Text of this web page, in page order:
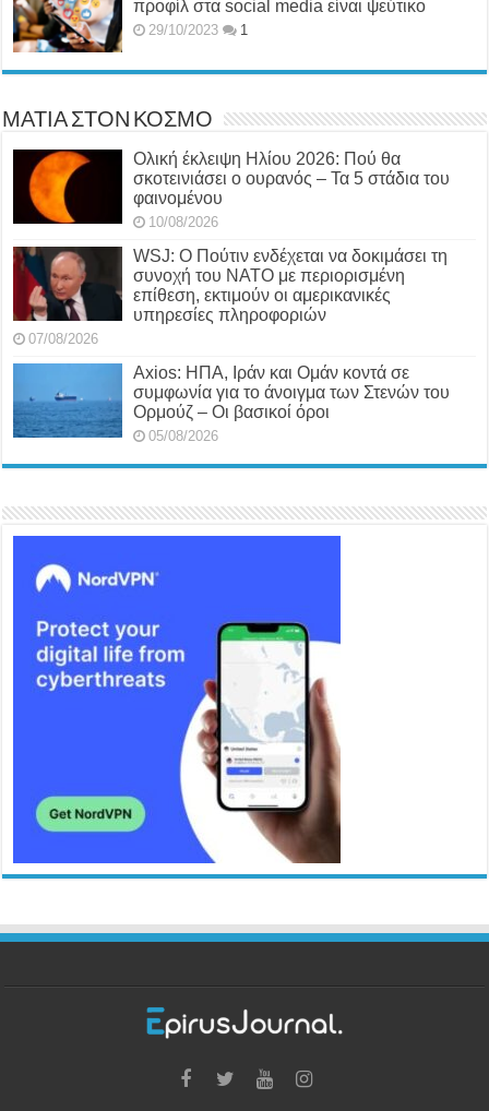
προφίλ στα social media είναι ψεύτικο
29/10/2023 1
ΜΑΤΙΑ ΣΤΟΝ ΚΟΣΜΟ
Ολική έκλειψη Ηλίου 2026: Πού θα
σκοτεινιάσει ο ουρανός – Τα 5 στάδια του
φαινομένου
10/08/2026
WSJ: Ο Πούτιν ενδέχεται να δοκιμάσει τη
συνοχή του ΝΑΤΟ με περιορισμένη
επίθεση, εκτιμούν οι αμερικανικές
υπηρεσίες πληροφοριών
07/08/2026
Axios: ΗΠΑ, Ιράν και Ομάν κοντά σε
συμφωνία για το άνοιγμα των Στενών του
Ορμούζ – Οι βασικοί όροι
05/08/2026